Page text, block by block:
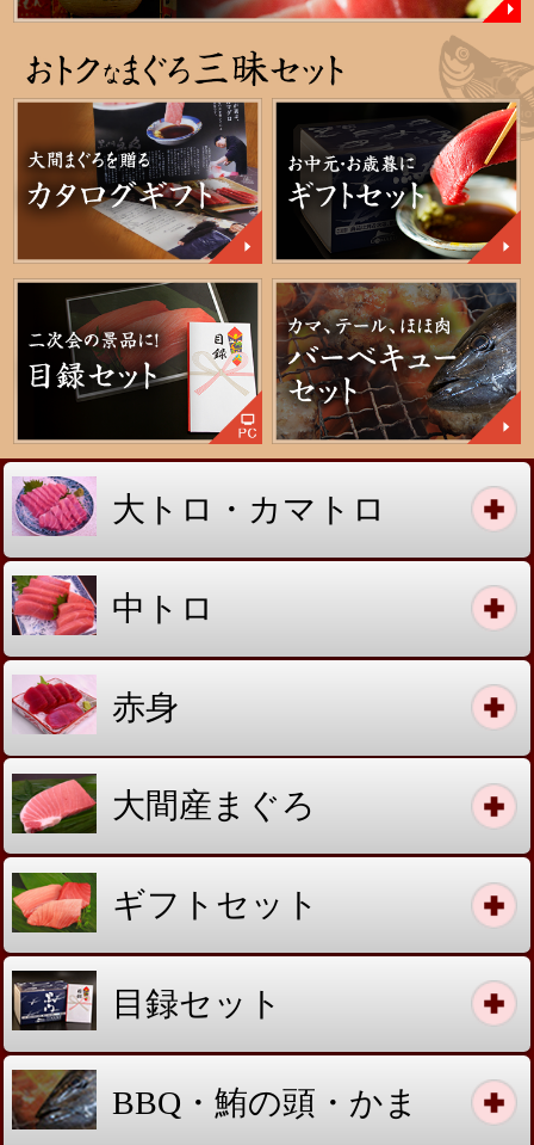
BBQ・鮪の頭・かま
ほほ肉・目玉・中骨・カジキ
株式会社 魚丸商店 PC版
〒542-0073 大阪市中央区日本橋1丁目17番7号
TEL：06(6641)1595FAX：06(6631)8867
営業時間：6:00～16:00 （日・祝 定休）
Copyright © 2001-2026 UOMAEU SHOUTEN Co.,Ltd. All Rights Reserved.